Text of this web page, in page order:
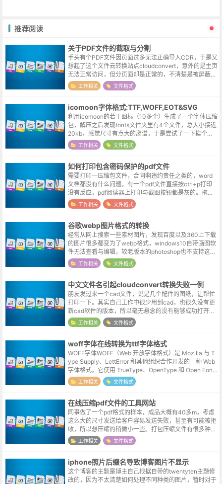
推荐阅读
关于PDF文件的截取与分割
手头有个PDF文件因页面过多无法正确导入CDR，于是又
想起了这个文件云转换站点cloudconvert，意外的是主页
无法正常访问，但分页面却是正常的，不清楚是被屏蔽
了，还是对方这个站点屏蔽了我。在线云转换会把文件发
到对方的服务器，但这...
工作相关 文件格式
icomoon字体格式:TTF,WOFF,EOT&SVG
利用icomoon的若干图标（10多个）生成了一个字体压缩
包，解压之后发现fonts文件夹里有4个文件，总大小接近
20kb，感觉尺寸有点大的离谱，于是尝试了一下挨个删
除任一文件，结果发现无论保留ttf或是woff文件，图标都
可以正常显...
工作相关 文件格式
如何打印包含密码保护的pdf文件
需要打印一压缩包文件，合同啊违约责任之类的，word
文档都没有什么问题，有一个pdf文件直接按ctrl+p打印
没有反应，pdf阅读器上打印与截图按钮都是灰的。拖入c
oreldraw试了一下，显示文件有加密，心里不禁吐槽，你
又不给打印又...
工作相关 文件格式
谷歌webp图片格式的转换
经常从网上搜索一些素材图片，发现百度以及360上下载
的图片很多都变为了webp格式，windows10自带画图软
件无法查看与编辑，较老版本的photoshop也不支持这种
格式。webp概况由谷歌于2010年推出的新一代图片格
式，在压缩...
工作相关 文件格式
中文文件名引起cloudconvert转换失败一例
朋友发过来一个cad文件，说是几个配件的图纸，让帮忙
打印一下。其实自己工作中很少用到cad，也很久没有更
新cad软件的版本，所以毫无悬念的没有能够成功打开。
在博客中曾经介绍过一个文件转换的英文站点，支持丰富
的格式，也不需要注册或者关注...
工作相关 文件格式
woff字体在线转换为ttf字体格式
WOFF字体WOFF（Web 开放字体格式）是 Mozilla 与 T
ype Supply、LettError 和其他组织合作开发的一种 Web
字体格式。它使用 TrueType、OpenType 和 Open Font
Forma...
工作相关 文件格式
在线压缩pdf文件的工具网站
同事做了一个pdf格式的样本，成品大概有40多m，考虑
这么大的尺寸发送给客户容易发送失败，甚至有可能被拒
收，所以想压缩的稍微小一些。打包压缩文件有很多种工
具，但pdf压缩还真不常使用，手头也没有现成的工具。
在线压缩工具尝试了搜索结果中...
工作相关 文件格式
iphone照片后缀名导致博客图片不显示
这个博客的主题是博主自己根据自带的twentyten主题修
改的，因为不太清楚如何处理不同种类的图片，暂时对于